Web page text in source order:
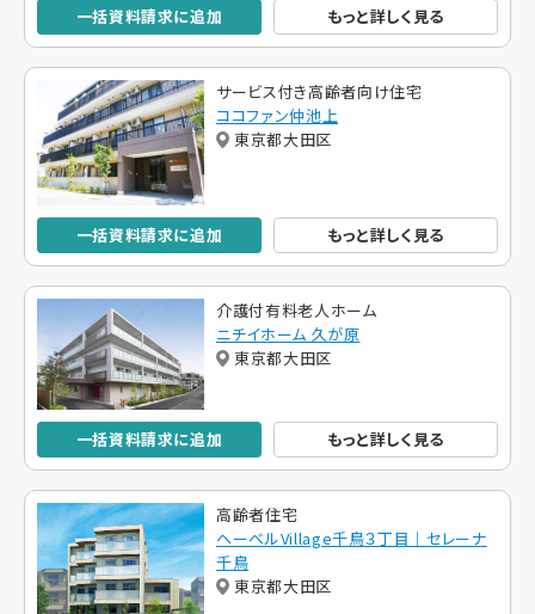
一括資料請求に追加 もっと詳しく見る
サービス付き高齢者向け住宅
ココファン仲池上
東京都大田区
一括資料請求に追加 もっと詳しく見る
介護付有料老人ホーム
ニチイホーム 久が原
東京都大田区
一括資料請求に追加 もっと詳しく見る
高齢者住宅
ヘーベルVillage千鳥３丁目｜セレーナ
千鳥
東京都大田区